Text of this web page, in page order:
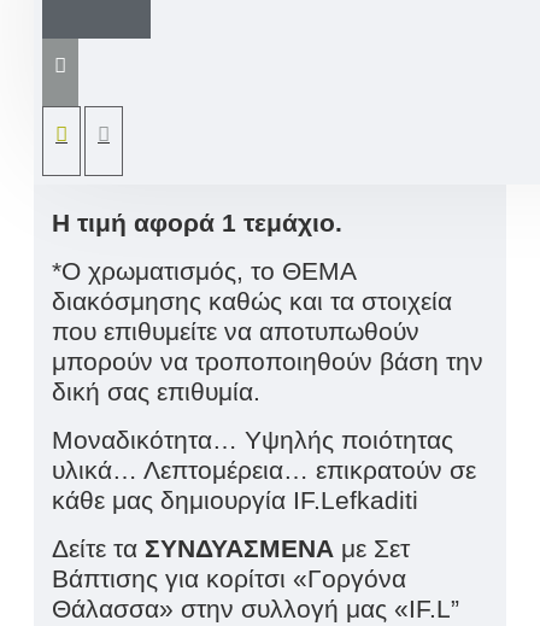
μεταλλικό βραχιόλι με Κωνσταντινάτο
την θεία αλλά και για όποιο άλλο
αγαπημένο σας πρόσωπο επιθυμείτε.
Η τιμή αφορά 1 τεμάχιο.
*Ο χρωματισμός, το ΘΕΜΑ
διακόσμησης καθώς και τα στοιχεία
που επιθυμείτε να αποτυπωθούν
μπορούν να τροποποιηθούν βάση την
δική σας επιθυμία.
Μοναδικότητα… Υψηλής ποιότητας
υλικά… Λεπτομέρεια… επικρατούν σε
κάθε μας δημιουργία IF.Lefkaditi
Δείτε τα ΣΥΝΔΥΑΣΜΕΝΑ με Σετ
Βάπτισης για κορίτσι «Γοργόνα
Θάλασσα» στην συλλογή μας «IF.L”